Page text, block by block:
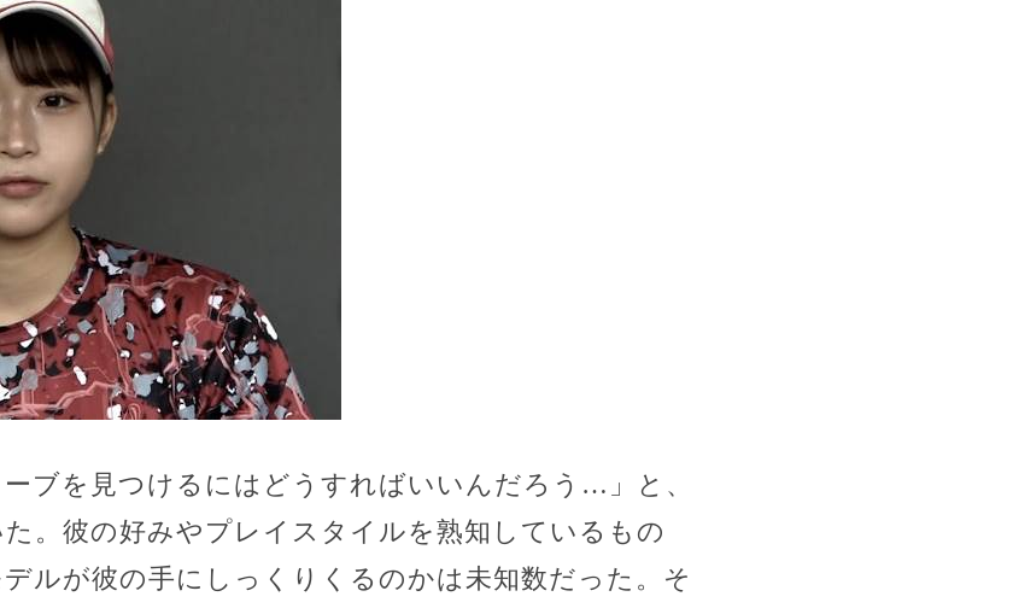
ーブを見つけるにはどうすればいいんだろう…」と、
。彼の好みやプレイスタイルを熟知しているもの
ルが彼の手にしっくりくるのかは未知数だった。そ